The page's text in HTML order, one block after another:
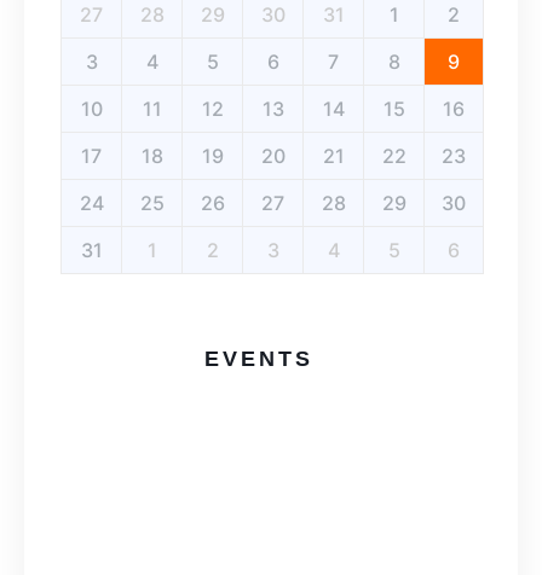
27 28 29 30 31 1
2
3
4 5 6 7 8
9
10
11 12 13 14 15
16
17
18 19 20 21 22
23
24
25 26 27 28 29
30
31
1 2 3 4 5 6
EVENTS